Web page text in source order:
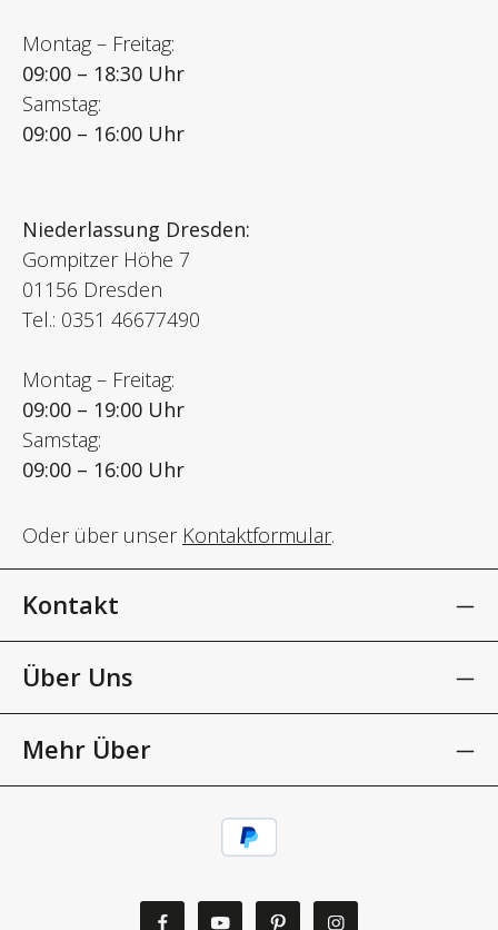
Montag – Freitag:
09:00 – 18:30 Uhr
Samstag:
09:00 – 16:00 Uhr
Niederlassung Dresden:
Gompitzer Höhe 7
01156 Dresden
Tel.: 0351 46677490
Montag – Freitag:
09:00 – 19:00 Uhr
Samstag:
09:00 – 16:00 Uhr
Oder über unser Kontaktformular.
Kontakt
Über Uns
Mehr Über